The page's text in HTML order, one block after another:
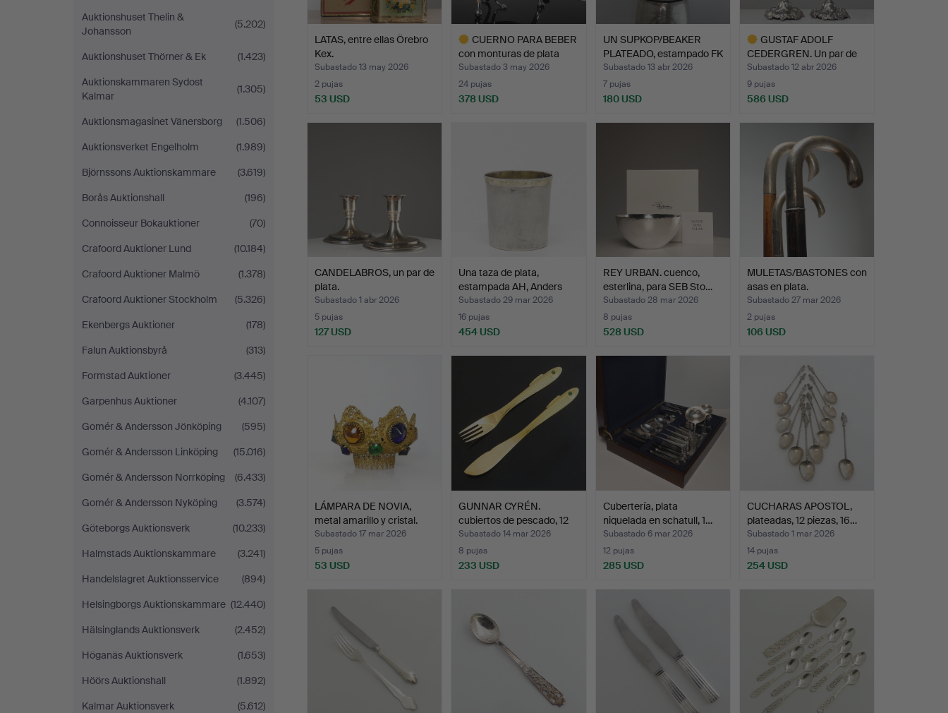
Auktionshuset Thelin &
Johansson
(5.202)
Auktionshuset Thörner & Ek
(1.423)
Auktionskammaren Sydost
Kalmar
(1.305)
Auktionsmagasinet Vänersborg
(1.506)
Auktionsverket Engelholm
(1.989)
Björnssons Auktionskammare
(3.619)
Borås Auktionshall
(196)
Connoisseur Bokauktioner
(70)
Crafoord Auktioner Lund
(10.184)
Crafoord Auktioner Malmö
(1.378)
Crafoord Auktioner Stockholm
(5.326)
Ekenbergs Auktioner
(178)
Falun Auktionsbyrå
(313)
Formstad Auktioner
(3.445)
Garpenhus Auktioner
(4.107)
Gomér & Andersson Jönköping
(595)
Gomér & Andersson Linköping
(15.016)
Gomér & Andersson Norrköping
(6.433)
Gomér & Andersson Nyköping
(3.574)
Göteborgs Auktionsverk
(10.233)
Halmstads Auktionskammare
(3.241)
Handelslagret Auktionsservice
(894)
Helsingborgs Auktionskammare (12.440)
Hälsinglands Auktionsverk
(2.452)
Höganäs Auktionsverk
(1.653)
Höörs Auktionshall
(1.892)
Kalmar Auktionsverk
(5.612)
LATAS, entre ellas Örebro
Kex.
Subastado 13 may 2026
2 pujas
53 USD
CUERNO PARA BEBER
con monturas de plata
de…
Subastado 3 may 2026
24 pujas
378 USD
UN SUPKOP/BEAKER
PLATEADO, estampado FK
Fr…
Subastado 13 abr 2026
7 pujas
180 USD
GUSTAF ADOLF
CEDERGREN. Un par de
candelab…
Subastado 12 abr 2026
9 pujas
586 USD
CANDELABROS, un par de
plata.
Subastado 1 abr 2026
5 pujas
127 USD
Una taza de plata,
estampada AH, Anders
Ha…
Subastado 29 mar 2026
16 pujas
454 USD
REY URBAN. cuenco,
esterlina, para SEB Sto…
Subastado 28 mar 2026
8 pujas
528 USD
MULETAS/BASTONES con
asas en plata.
Subastado 27 mar 2026
2 pujas
106 USD
LÁMPARA DE NOVIA,
metal amarillo y cristal.
Subastado 17 mar 2026
5 pujas
53 USD
GUNNAR CYRÉN.
cubiertos de pescado, 12
pie…
Subastado 14 mar 2026
8 pujas
233 USD
Cubertería, plata
niquelada en schatull, 1…
Subastado 6 mar 2026
12 pujas
285 USD
CUCHARAS APOSTOL,
plateadas, 12 piezas, 16…
Subastado 1 mar 2026
14 pujas
254 USD